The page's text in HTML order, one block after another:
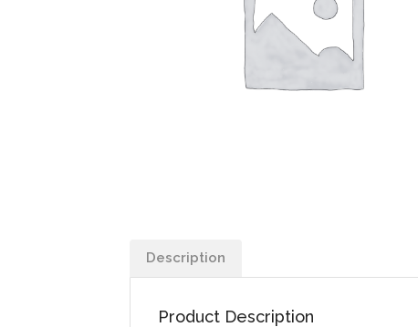
Description
Product Description